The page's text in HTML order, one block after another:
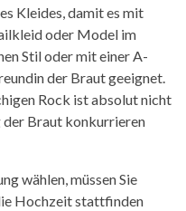
Kleides, damit es mit
oder Model im
Stil oder mit einer A-
der Braut geeignet.
Rock ist absolut nicht
der Braut konkurrieren
wählen, müssen Sie
Hochzeit stattfinden